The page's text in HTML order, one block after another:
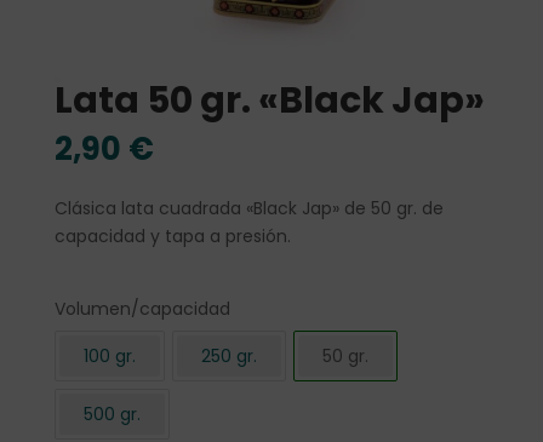
Lata 50 gr. «Black Jap»
2,90 €
Clásica lata cuadrada «Black Jap» de 50 gr. de
capacidad y tapa a presión.
Volumen/capacidad
100 gr.
250 gr. 50 gr.
500 gr.